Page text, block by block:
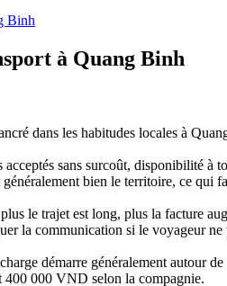
Binh
à Quang Binh
dans les habitudes‎ locales à
sans‎ surcoût, disponibilité
bien le territoire,‎ ce qui
le trajet‎ est long, plus‎ la facture
la communication si le voyageur‎ ne
démarre généralement autour
400 000 VND selon la compagnie.